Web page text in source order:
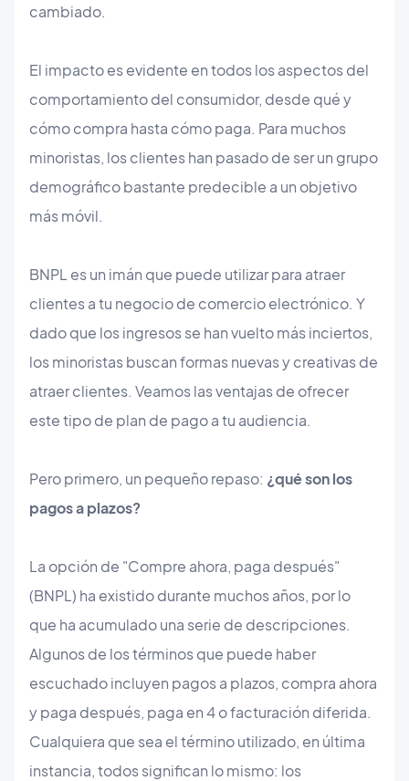
cambiado.
El impacto es evidente en todos los aspectos del
comportamiento del consumidor, desde qué y
cómo compra hasta cómo paga. Para muchos
minoristas, los clientes han pasado de ser un grupo
demográfico bastante predecible a un objetivo
más móvil.
BNPL es un imán que puede utilizar para atraer
clientes a tu negocio de comercio electrónico. Y
dado que los ingresos se han vuelto más inciertos,
los minoristas buscan formas nuevas y creativas de
atraer clientes. Veamos las ventajas de ofrecer
este tipo de plan de pago a tu audiencia.
Pero primero, un pequeño repaso: ¿qué son los
pagos a plazos?
La opción de "Compre ahora, paga después"
(BNPL) ha existido durante muchos años, por lo
que ha acumulado una serie de descripciones.
Algunos de los términos que puede haber
escuchado incluyen pagos a plazos, compra ahora
y paga después, paga en 4 o facturación diferida.
Cualquiera que sea el término utilizado, en última
instancia, todos significan lo mismo: los